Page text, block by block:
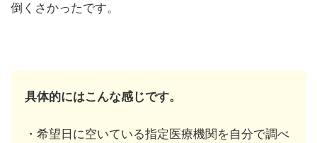
倒くさかったです。
具体的にはこんな感じです。
・希望日に空いている指定医療機関を自分で調べ